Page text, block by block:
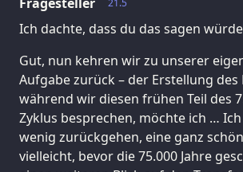
Ich dachte, dass du das sagen
Gut, nun kehren wir zu unserer
Aufgabe zurück – der Erstellung des
während wir diesen frühen Teil des
Zyklus besprechen, möchte ich …
wenig zurückgehen, eine ganz
vielleicht, bevor die 75.000 Jahre